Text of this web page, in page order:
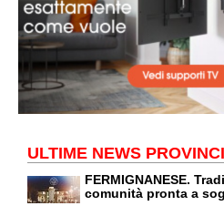
ULTIME NEWS
FERMIGNANESE.
comunità pronta a